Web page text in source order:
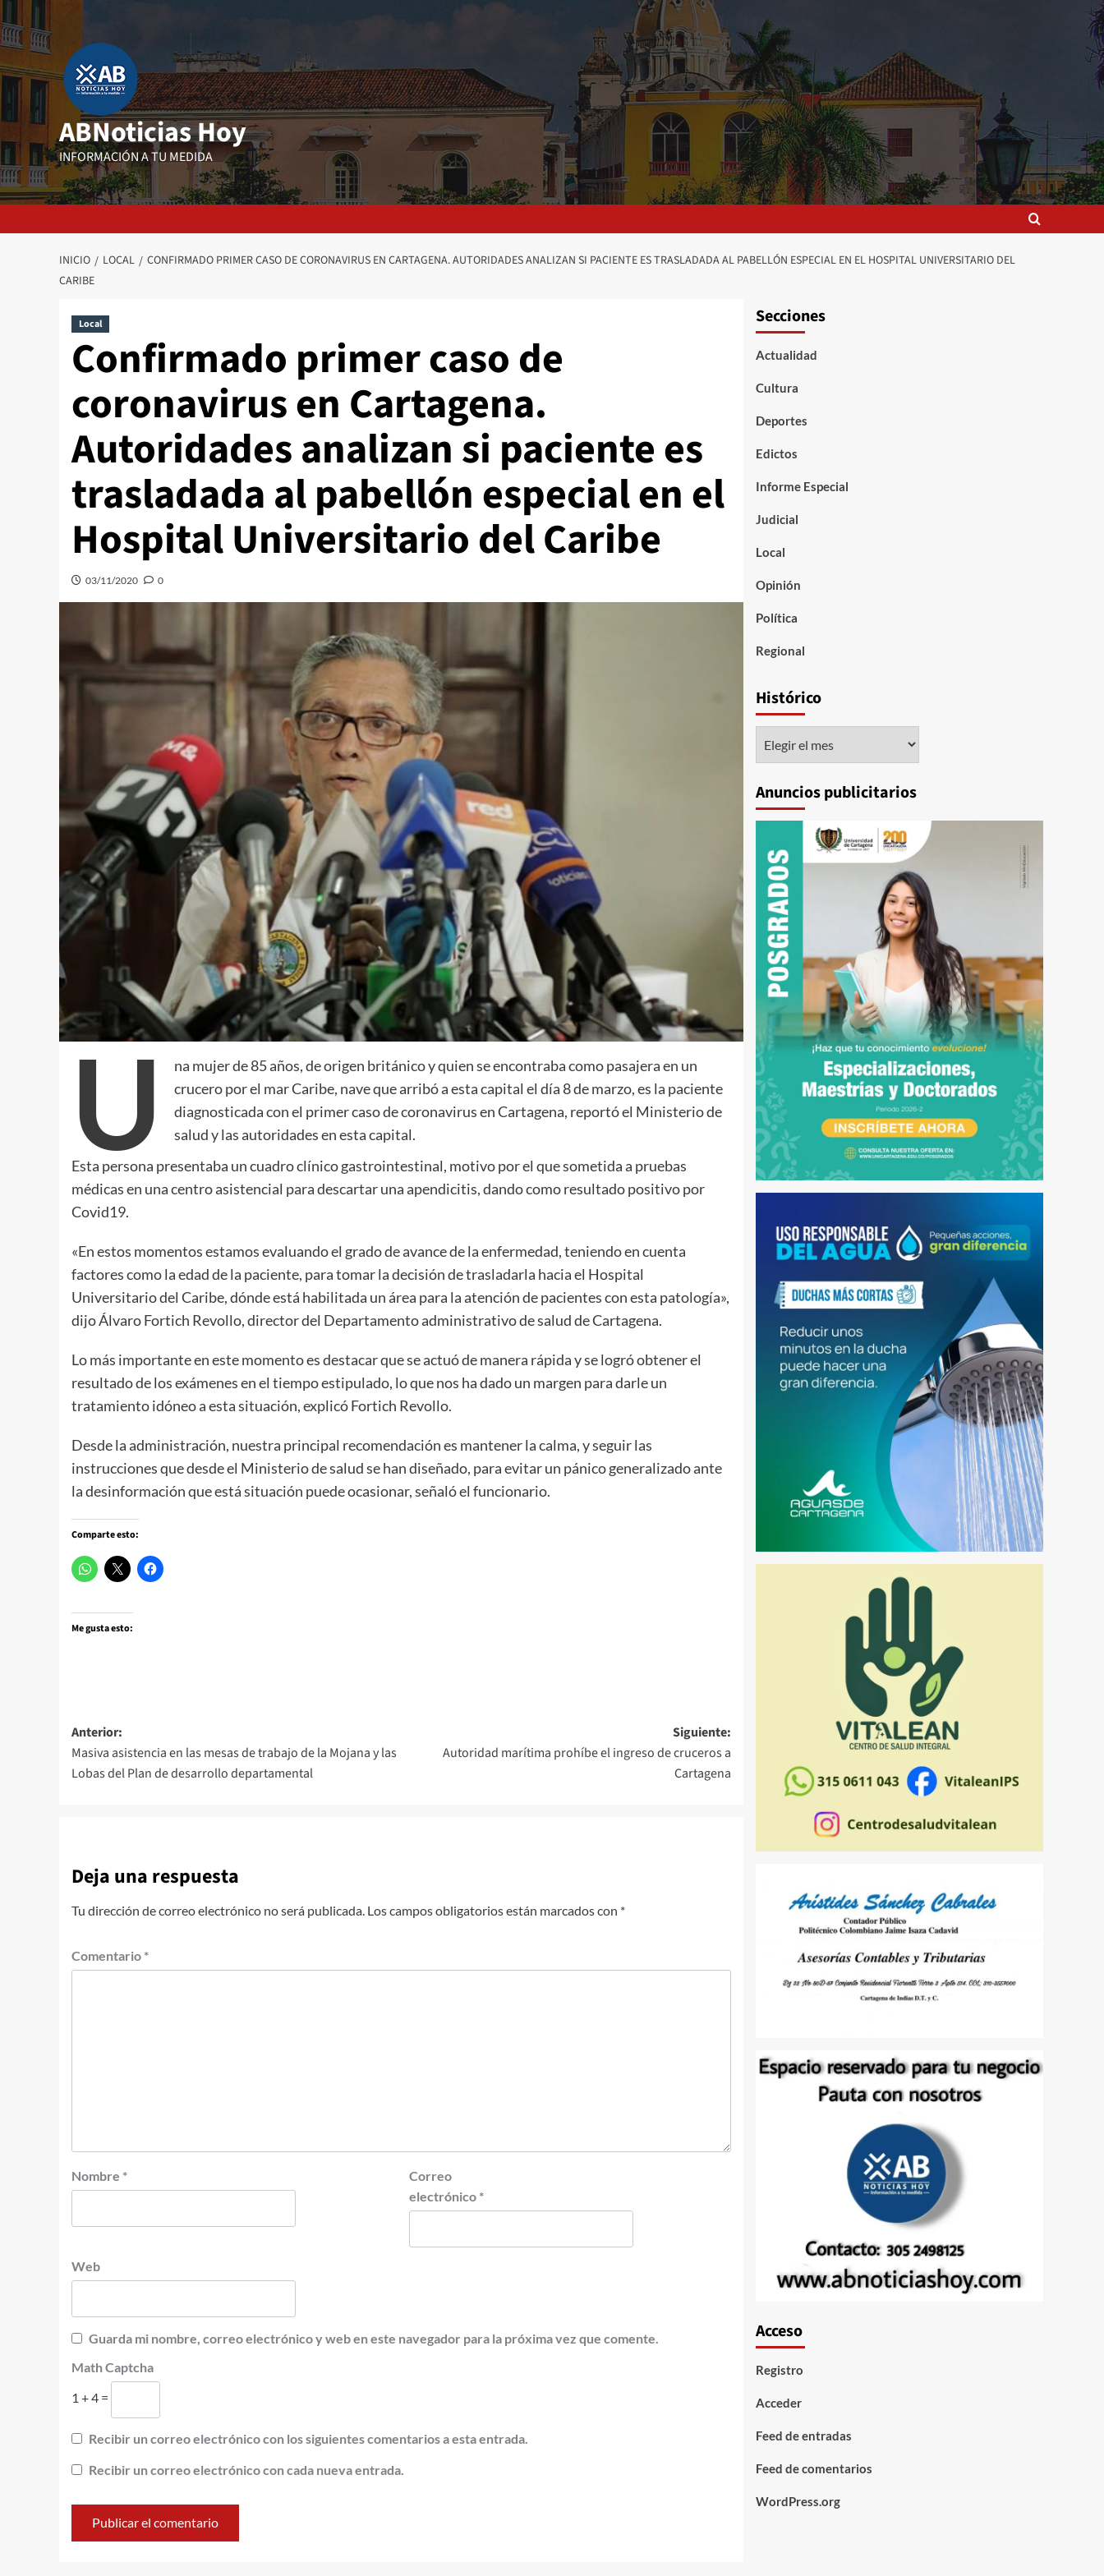
al
contenido
ABNoticias Hoy
INFORMACIÓN A TU MEDIDA
INICIO LOCAL
CONFIRMADO PRIMER CASO DE CORONAVIRUS EN CARTAGENA. AUTORIDADES ANALIZAN SI PACIENTE ES TRASLADADA AL PABELLÓN ESPECIAL EN EL HOSPITAL UNIVERSITARIO DEL
CARIBE
Local
Confirmado primer caso de
coronavirus en Cartagena.
Autoridades analizan si paciente es
trasladada al pabellón especial en el
Hospital Universitario del Caribe
03/11/2020 0
U
na mujer de 85 años, de origen británico y quien se encontraba como pasajera en un
crucero por el mar Caribe, nave que arribó a esta capital el día 8 de marzo, es la paciente
diagnosticada con el primer caso de coronavirus en Cartagena, reportó el Ministerio de
salud y las autoridades en esta capital.
Esta persona presentaba un cuadro clínico gastrointestinal, motivo por el que sometida a pruebas
médicas en una centro asistencial para descartar una apendicitis, dando como resultado positivo por
Covid19.
«En estos momentos estamos evaluando el grado de avance de la enfermedad, teniendo en cuenta
factores como la edad de la paciente, para tomar la decisión de trasladarla hacia el Hospital
Universitario del Caribe, dónde está habilitada un área para la atención de pacientes con esta patología»,
dijo Álvaro Fortich Revollo, director del Departamento administrativo de salud de Cartagena.
Lo más importante en este momento es destacar que se actuó de manera rápida y se logró obtener el
resultado de los exámenes en el tiempo estipulado, lo que nos ha dado un margen para darle un
tratamiento idóneo a esta situación, explicó Fortich Revollo.
Desde la administración, nuestra principal recomendación es mantener la calma, y seguir las
instrucciones que desde el Ministerio de salud se han diseñado, para evitar un pánico generalizado ante
la desinformación que está situación puede ocasionar, señaló el funcionario.
Comparte esto:
Me gusta esto:
Navegación
de
entradas
Anterior:
Masiva asistencia en las mesas de trabajo de la Mojana y las
Lobas del Plan de desarrollo departamental
Siguiente:
Autoridad marítima prohíbe el ingreso de cruceros a
Cartagena
Deja una respuesta
Tu dirección de correo electrónico no será publicada. Los campos obligatorios están marcados con *
Comentario *
Nombre *
Correo
electrónico *
Web
Guarda mi nombre, correo electrónico y web en este navegador para la próxima vez que comente.
Math Captcha
1 + 4 =
Recibir un correo electrónico con los siguientes comentarios a esta entrada.
Recibir un correo electrónico con cada nueva entrada.
Secciones
Actualidad
Cultura
Deportes
Edictos
Informe Especial
Judicial
Local
Opinión
Política
Regional
Histórico
Anuncios publicitarios
Acceso
Registro
Acceder
Feed de entradas
Feed de comentarios
WordPress.org